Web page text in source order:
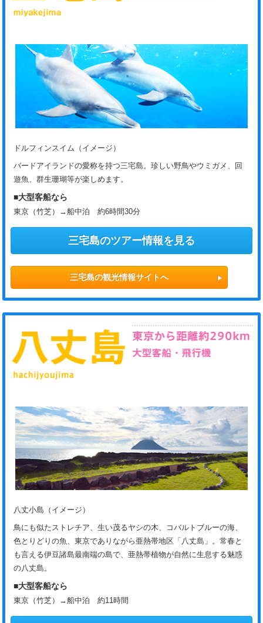
ドルフィンスイム（イメージ）
バードアイランドの愛称を持つ三宅島。珍しい野鳥やウミガメ、回
遊魚、群生珊瑚等が楽しめます。
■大型客船なら
東京（竹芝）→船中泊 約6時間30分
三宅島のツアー情報を見る
三宅島の観光情報サイトへ
八丈小島（イメージ）
鳥にも似たストレチア、生い茂るヤシの木、コバルトブルーの海、
色とりどりの魚、東京でありながら亜熱帯地区「八丈島」。常春と
も言える伊豆諸島最南端の島で、亜熱帯植物が自然に生息する魅惑
の八丈島。
■大型客船なら
東京（竹芝）→船中泊 約11時間